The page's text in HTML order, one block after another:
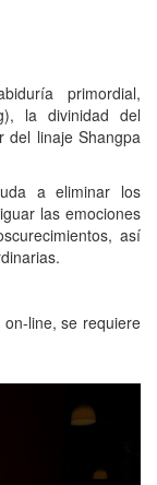
primordial,
la divinidad del
del linaje Shangpa
a eliminar los
las emociones
así
line, se requiere